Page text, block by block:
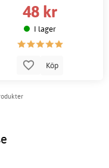
48 kr
I lager
Köp